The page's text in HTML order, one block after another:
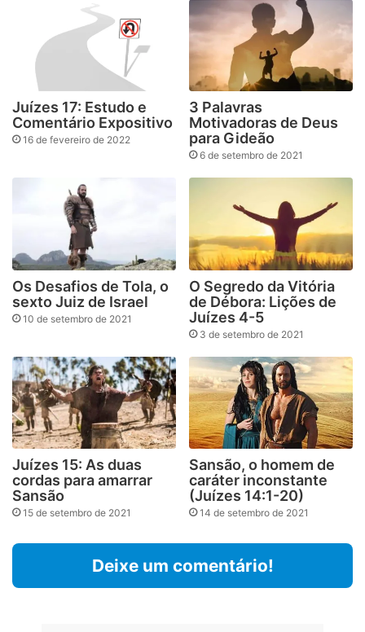
Juízes 17: Estudo e
Comentário Expositivo
16 de fevereiro de 2022
3 Palavras
Motivadoras de Deus
para Gideão
6 de setembro de 2021
Os Desafios de Tola, o
sexto Juiz de Israel
10 de setembro de 2021
O Segredo da Vitória
de Débora: Lições de
Juízes 4-5
3 de setembro de 2021
Juízes 15: As duas
cordas para amarrar
Sansão
15 de setembro de 2021
Sansão, o homem de
caráter inconstante
(Juízes 14:1-20)
14 de setembro de 2021
Deixe um comentário!